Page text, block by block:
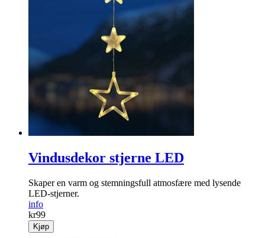
Vindusdekor stjerne LED
Skaper en varm og stemningsfull atmosfære med lysende
LED-stjerner.
info
kr99
Kjøp